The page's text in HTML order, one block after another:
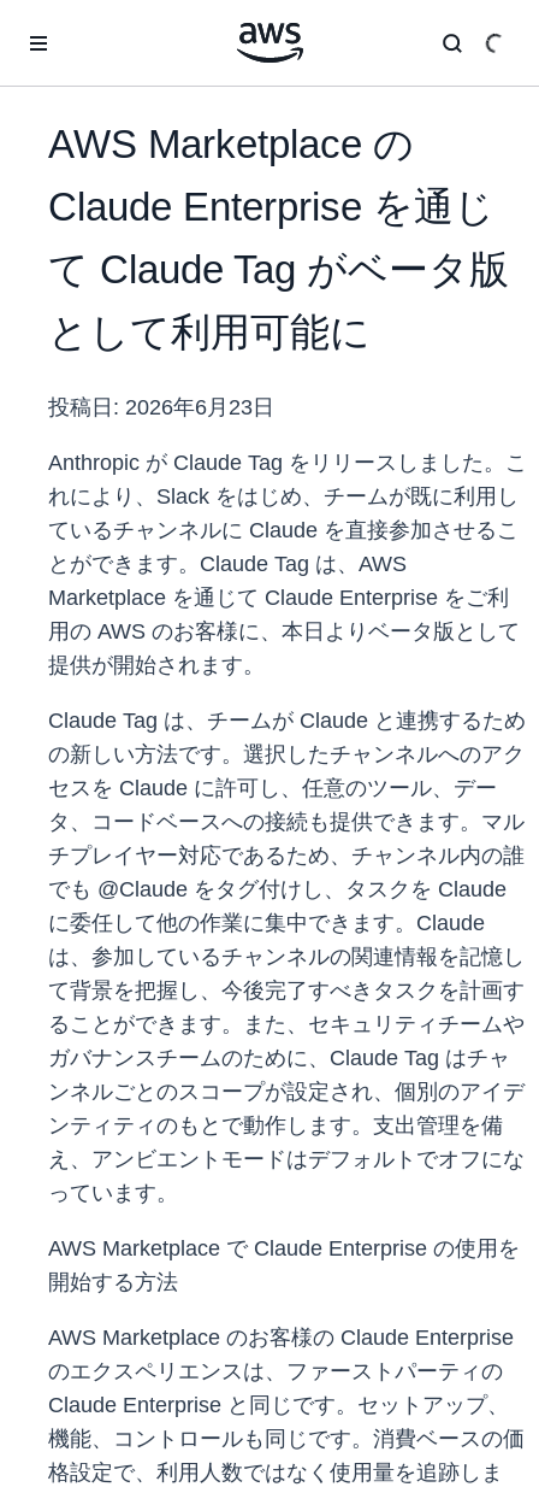
AWS Marketplace の
Claude Enterprise を通じ
て Claude Tag がベータ版
として利用可能に
投稿日: 2026年6月23日
Anthropic が Claude Tag をリリースしました。こ
れにより、Slack をはじめ、チームが既に利用し
ているチャンネルに Claude を直接参加させるこ
とができます。Claude Tag は、AWS
Marketplace を通じて Claude Enterprise をご利
用の AWS のお客様に、本日よりベータ版として
提供が開始されます。
Claude Tag は、チームが Claude と連携するため
の新しい方法です。選択したチャンネルへのアク
セスを Claude に許可し、任意のツール、デー
タ、コードベースへの接続も提供できます。マル
チプレイヤー対応であるため、チャンネル内の誰
でも @Claude をタグ付けし、タスクを Claude
に委任して他の作業に集中できます。Claude
は、参加しているチャンネルの関連情報を記憶し
て背景を把握し、今後完了すべきタスクを計画す
ることができます。また、セキュリティチームや
ガバナンスチームのために、Claude Tag はチャ
ンネルごとのスコープが設定され、個別のアイデ
ンティティのもとで動作します。支出管理を備
え、アンビエントモードはデフォルトでオフにな
っています。
AWS Marketplace で Claude Enterprise の使用を
開始する方法
AWS Marketplace のお客様の Claude Enterprise
のエクスペリエンスは、ファーストパーティの
Claude Enterprise と同じです。セットアップ、
機能、コントロールも同じです。消費ベースの価
格設定で、利用人数ではなく使用量を追跡しま